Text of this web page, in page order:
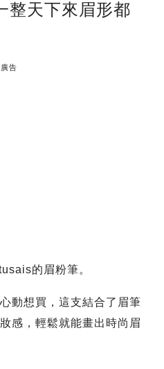
整天下來眉形都
廣告
的眉粉筆。
動想買，這支結合了眉筆
感，輕鬆就能畫出時尚眉